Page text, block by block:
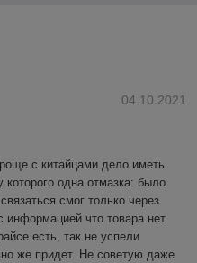
04.10.2021
с китайцами дело иметь
одна отмазка: было
смог только через
информацией что товара нет.
есть, так не успели
же придет. Не советую даже